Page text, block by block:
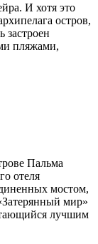
И хотя это
остров,
пляжами,
Пальма
отеля
мостом,
мир»
лучшим